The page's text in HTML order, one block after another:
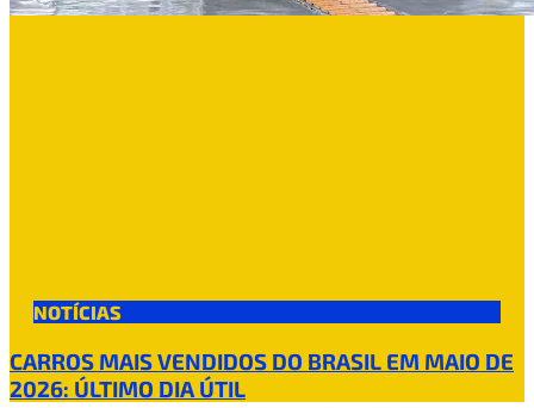
NOTÍCIAS
CARROS MAIS VENDIDOS DO BRASIL EM MAIO DE
2026: ÚLTIMO DIA ÚTIL